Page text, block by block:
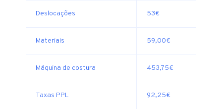
Deslocações 53€
Materiais 59,00€
Máquina de costura 453,75€
Taxas PPL 92,25€